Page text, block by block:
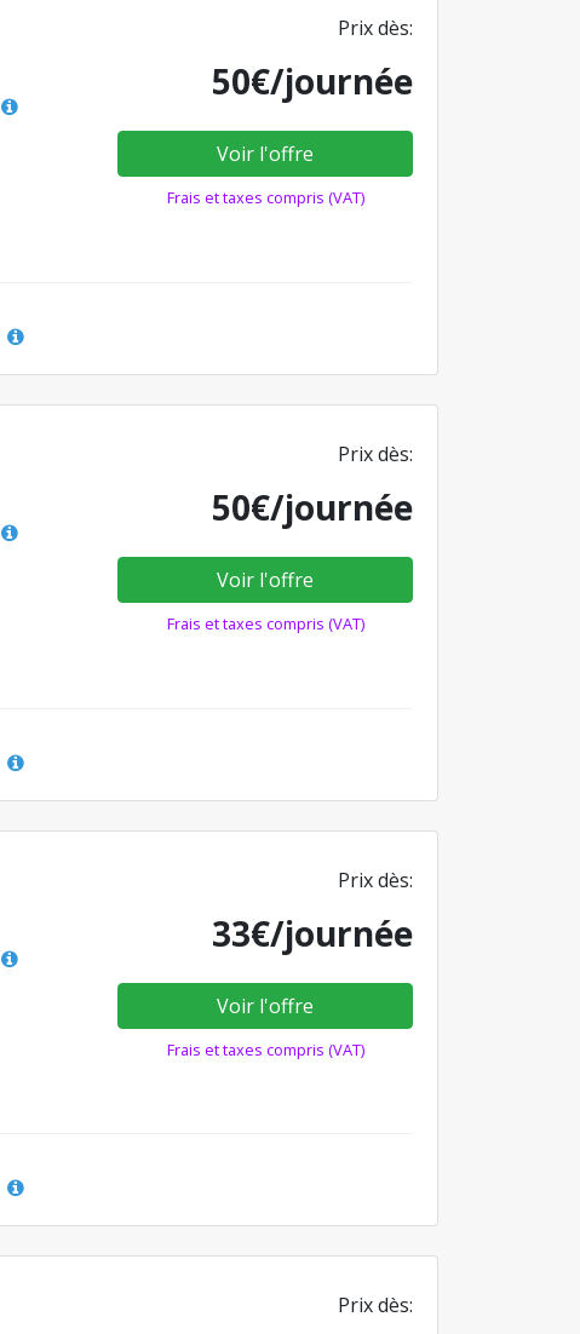
Prix dès:
50€/journée
Voir l'offre
Frais et taxes compris (VAT)
Prix dès:
50€/journée
Voir l'offre
Frais et taxes compris (VAT)
Prix dès:
33€/journée
Voir l'offre
Frais et taxes compris (VAT)
Prix dès: